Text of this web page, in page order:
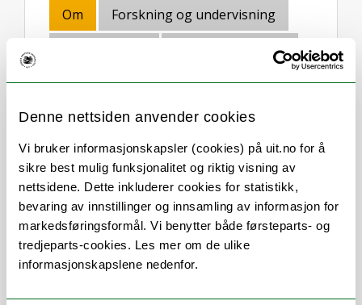
Denne nettsiden anvender cookies
Vi bruker informasjonskapsler (cookies) på uit.no for å
sikre best mulig funksjonalitet og riktig visning av
nettsidene. Dette inkluderer cookies for statistikk,
bevaring av innstillinger og innsamling av informasjon for
markedsføringsformål. Vi benytter både førsteparts- og
tredjeparts-cookies. Les mer om de ulike
informasjonskapslene nedenfor.
Om
Forskning og undervisning
Her finner du meg
Toril Sørheim Nilsen er Førsteamanuensis
ved Institutt for psykologi, Det
helsevitenskapelige fakultet. Hun er
førsteamanuensis og psykologspesialist
innenfor klinisk barne- og
ungdomspsykologi, og har
videreutdanning i kognitiv atferdsterapi